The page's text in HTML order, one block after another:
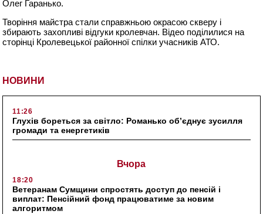
НОВИНИ
11:26
Глухів бореться за світло: Романько об’єднує зусилля
громади та енергетиків
Вчора
18:20
Ветеранам Сумщини спростять доступ до пенсій і
виплат: Пенсійний фонд працюватиме за новим
алгоритмом
Олег Гаранько.
Творіння майстра стали справжньою окрасою скверу і
збирають захопливі відгуки кролевчан. Відео поділилися на
сторінці Кролевецької районної спілки учасників АТО.